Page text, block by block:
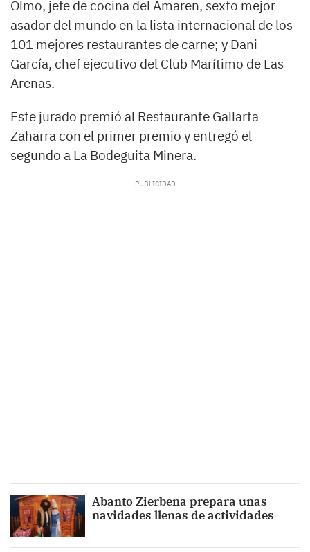
Olmo, jefe de cocina del Amaren, sexto mejor
asador del mundo en la lista internacional de los
101 mejores restaurantes de carne; y Dani
García, chef ejecutivo del Club Marítimo de Las
Arenas.
Este jurado premió al Restaurante Gallarta
Zaharra con el primer premio y entregó el
segundo a La Bodeguita Minera.
Abanto Zierbena prepara unas
navidades llenas de actividades